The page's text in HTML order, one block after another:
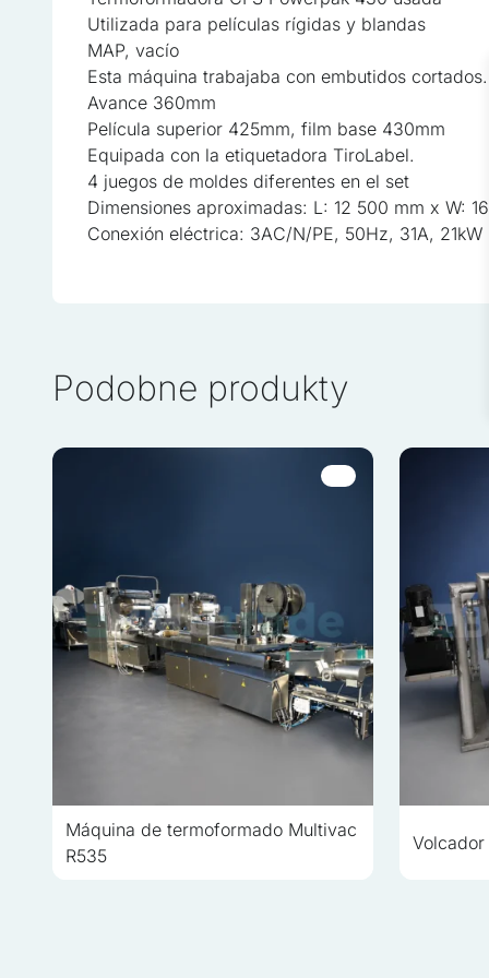
Utilizada para películas rígidas y blandas
MAP, vacío
Esta máquina trabajaba con embutidos cortados.
Avance 360mm
Película superior 425mm, film base 430mm
Equipada con la etiquetadora TiroLabel.
4 juegos de moldes diferentes en el set
Dimensiones aproximadas: L: 12 500 mm x W:
Conexión eléctrica: 3AC/N/PE, 50Hz, 31A, 21kW
Podobne produkty
Máquina de termoformado Multivac
R535
Las cookies esenciales
Las cookies de
página, por ejemplo, el
Estadísticas
Las cookies estadísticas
con el sitio, recopilando
Las cookies de marketing
de terceros
Las cookies no
Rechazar